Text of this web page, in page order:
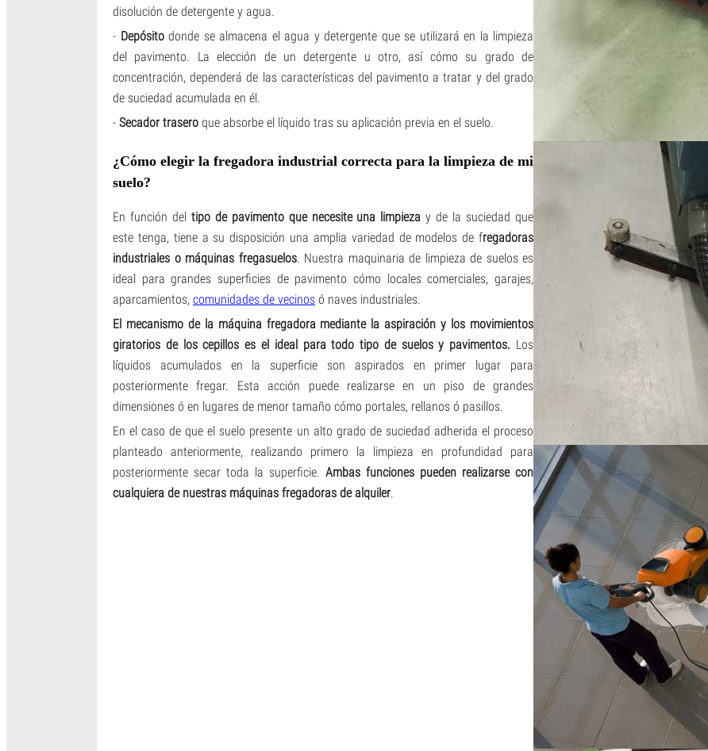
disolución de detergente y agua.
- Depósitodonde se almacena el agua y detergente que se utilizará en la limpieza
del pavimento. La elección de un detergente u otro, así cómo su grado de
concentración, dependerá de las características del pavimento a tratar y del grado
de suciedad acumulada en él.
- Secador trasero que absorbe el líquido tras su aplicación previa en el suelo.
¿Cómo elegir la fregadora industrial correcta para la limpieza de mi
suelo?
En función del tipo de pavimento que necesite una limpieza y de la suciedad que
este tenga, tiene a su disposición una amplia variedad de modelos de fregadoras
industriales o máquinas fregasuelos. Nuestra maquinaria de limpieza de suelos es
ideal para grandes superficies de pavimento cómo locales comerciales, garajes,
aparcamientos, comunidades de vecinos ó naves industriales.
El mecanismo de la máquina fregadora mediante la aspiración y los movimientos
giratorios de los cepillos es el ideal para todo tipo de suelos y pavimentos. Los
líquidos acumulados en la superficie son aspirados en primer lugar para
posteriormente fregar. Esta acción puede realizarse en un piso de grandes
dimensiones ó en lugares de menor tamaño cómo portales, rellanos ó pasillos.
En el caso de que el suelo presente un alto grado de suciedad adherida el proceso
planteado anteriormente, realizando primero la limpieza en profundidad para
posteriormente secar toda la superficie. Ambas funciones pueden realizarse con
cualquiera de nuestras máquinas fregadoras de alquiler.